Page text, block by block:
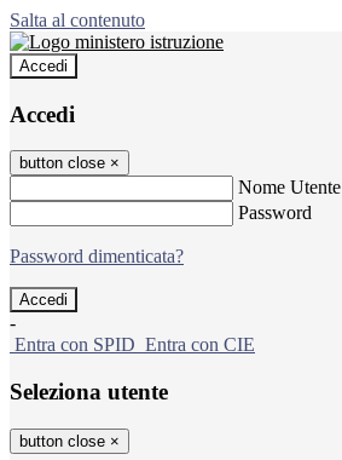
Salta al contenuto
Accedi
Accedi
button close ×
Nome Utente
Password
Password dimenticata?
-
Entra con SPID Entra con CIE
Seleziona utente
button close ×